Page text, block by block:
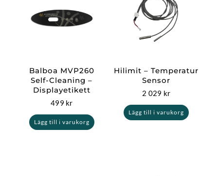
Balboa MVP260
Self-Cleaning –
Displayetikett
499 kr
Lägg till i varukorg
Hilimit – Temperatur
Sensor
2 029 kr
Lägg till i varukorg